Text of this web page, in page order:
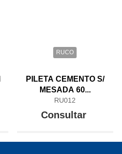
RUCO
PILETA CEMENTO S/
MESADA 60...
RU012
Consultar